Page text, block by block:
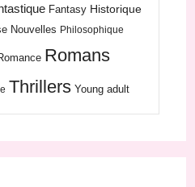
Fantasy Historique
Nouvelles Philosophique
Romans
Thrillers Young adult